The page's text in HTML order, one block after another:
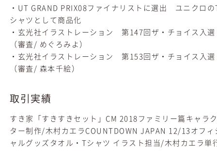
・UT GRAND PRIX08ファイナリストに選出 ユニクロの
シャツとして商品化
・玄光社イラストレーション 第147回ザ・チョイス入選
（審査/ めぐろみよ）
・玄光社イラストレーション 第153回ザ・チョイス入選
（審査/ 森本千絵）
取引実績
すき家「すきすきセット」CM 2018ファミリー篇キャラ
ター制作/木村カエラCOUNTDOWN JAPAN 12/13オフィ
ャルグッズタオル・Tシャツ イラスト担当/木村カエラ単